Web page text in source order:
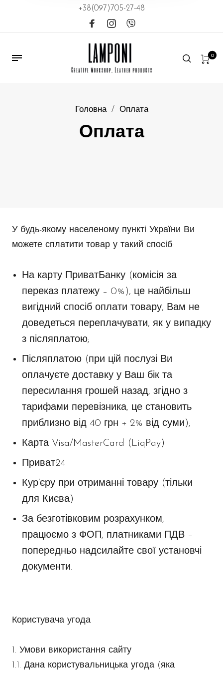
+38(097)705-27-48
0
Головна / Оплата
Оплата
У будь-якому населеному пункті України Ви
можете сплатити товар у такий спосіб:
На карту ПриватБанку (комісія за
переказ платежу – 0%), це найбільш
вигідний спосіб оплати товару, Вам не
доведеться переплачувати, як у випадку
з післяплатою;
Післяплатою (при цій послузі Ви
оплачуєте доставку у Ваш бік та
пересилання грошей назад, згідно з
тарифами перевізника, це становить
приблизно від 40 грн + 2% від суми);
Карта Visa/MasterCard (LiqPay)
Приват24
Кур’єру при отриманні товару (тільки
для Києва)
За безготівковим розрахунком,
працюємо з ФОП, платниками ПДВ –
попередньо надсилайте свої установчі
документи.
Користувача угода
1. Умови використання сайту
1.1. Дана користувальницька угода (яка